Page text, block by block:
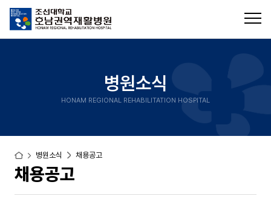
병원소식
HONAM REGIONAL REHABILITATION HOSPITAL
채용공고
병원소식 채용공고